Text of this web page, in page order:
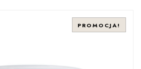
PROMOCJA!